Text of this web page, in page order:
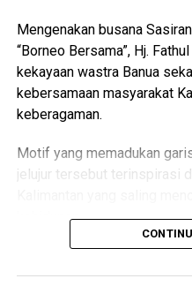
suka rela melalui list
Komplek dan sumbangan
(door to door),” pungkas
Dengan semangat
kegiatan dapat menjadi
persatuan, kebersamaan,
lingkungan masyarakat.
Mengenakan busana
“Borneo Bersama”, Hj.
kekayaan wastra Banua
kebersamaan masyarakat
keberagaman.
Motif yang memadukan
jelujur tersebut terinspirasi
kehidupan.
ikatan kekeluargaan yang